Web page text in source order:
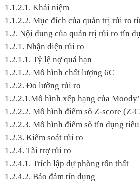
1.1.2.1. Khái niệm
1.1.2.2. Mục đích của quản trị rủi ro
1.2. Nội dung của quản trị rủi ro tín
1.2.1. Nhận diện rủi ro
1.2.1.1. Tỷ lệ nợ quá hạn
1.2.1.2. Mô hình chất lượng 6C
1.2.2. Đo lường rủi ro
1.2.2.1.Mô hình xếp hạng của
1.2.2.2. Mô hình điểm số Z-score (Z-
1.2.2.3. Mô hình điểm số tín dụng
1.2.3. Kiểm soát rủi ro
1.2.4. Tài trợ rủi ro
1.2.4.1. Trích lập dự phòng tổn thất
1.2.4.2. Bảo đảm tín dụng